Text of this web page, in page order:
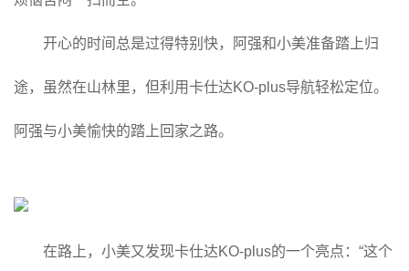
开心的时间总是过得特别快，阿强和小美准备踏上归
途，虽然在山林里，但利用卡仕达KO-plus导航轻松定位。
阿强与小美愉快的踏上回家之路。
在路上，小美又发现卡仕达KO-plus的一个亮点：“这个